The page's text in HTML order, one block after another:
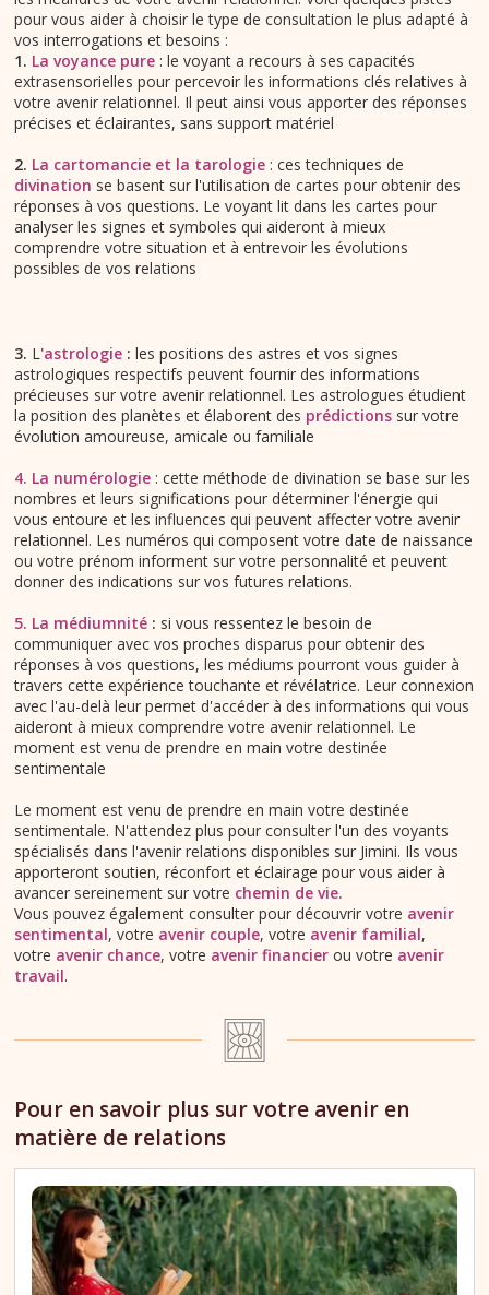
pour vous aider à choisir le type de consultation le plus adapté à
vos interrogations et besoins :
1. La voyance pure : le voyant a recours à ses capacités
extrasensorielles pour percevoir les informations clés relatives à
votre avenir relationnel. Il peut ainsi vous apporter des réponses
précises et éclairantes, sans support matériel
2. La cartomancie et la tarologie : ces techniques de
divination se basent sur l'utilisation de cartes pour obtenir des
réponses à vos questions. Le voyant lit dans les cartes pour
analyser les signes et symboles qui aideront à mieux
comprendre votre situation et à entrevoir les évolutions
possibles de vos relations
3. L'astrologie : les positions des astres et vos signes
astrologiques respectifs peuvent fournir des informations
précieuses sur votre avenir relationnel. Les astrologues étudient
la position des planètes et élaborent des prédictions sur votre
évolution amoureuse, amicale ou familiale
4. La numérologie : cette méthode de divination se base sur les
nombres et leurs significations pour déterminer l'énergie qui
vous entoure et les influences qui peuvent affecter votre avenir
relationnel. Les numéros qui composent votre date de naissance
ou votre prénom informent sur votre personnalité et peuvent
donner des indications sur vos futures relations.
5. La médiumnité : si vous ressentez le besoin de
communiquer avec vos proches disparus pour obtenir des
réponses à vos questions, les médiums pourront vous guider à
travers cette expérience touchante et révélatrice. Leur connexion
avec l'au-delà leur permet d'accéder à des informations qui vous
aideront à mieux comprendre votre avenir relationnel. Le
moment est venu de prendre en main votre destinée
sentimentale
Le moment est venu de prendre en main votre destinée
sentimentale. N'attendez plus pour consulter l'un des voyants
spécialisés dans l'avenir relations disponibles sur Jimini. Ils vous
apporteront soutien, réconfort et éclairage pour vous aider à
avancer sereinement sur votre chemin de vie.
Vous pouvez également consulter pour découvrir votre avenir
sentimental, votre avenir couple, votre avenir familial,
votre avenir chance, votre avenir financier ou votre avenir
travail.
Pour en savoir plus sur votre avenir en
matière de relations